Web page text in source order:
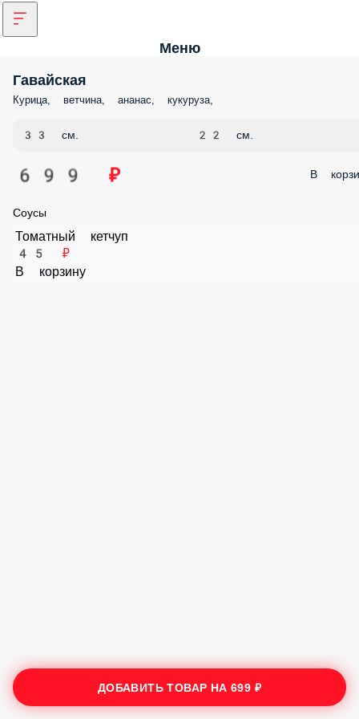
Меню
Гавайская
Курица, ветчина, ананас, кукуруза,
33 см. 22 см.
699 ₽ В
Соусы
Томатный кетчуп
45 ₽
В корзину
ДОБАВИТЬ ТОВАР НА699 ₽